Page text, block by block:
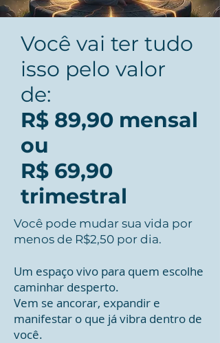
Você vai ter tudo
isso pelo valor
de:
R$ 89,90 mensal
ou
R$ 69,90
trimestral
Você pode mudar sua vida por
menos de R$2,50 por dia.
Um espaço vivo para quem escolhe
caminhar desperto.
Vem se ancorar, expandir e
manifestar o que já vibra dentro de
você.